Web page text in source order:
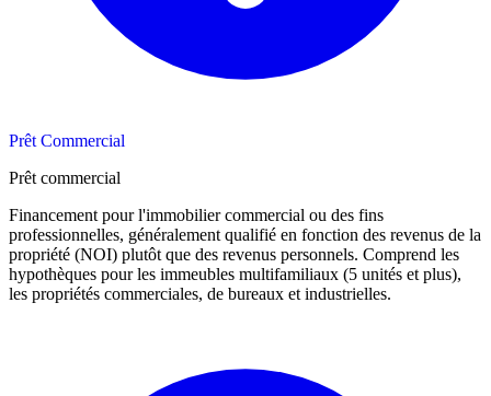
Prêt Commercial
Prêt commercial
Financement pour l'immobilier commercial ou des fins
professionnelles, généralement qualifié en fonction des revenus de la
propriété (NOI) plutôt que des revenus personnels. Comprend les
hypothèques pour les immeubles multifamiliaux (5 unités et plus),
les propriétés commerciales, de bureaux et industrielles.